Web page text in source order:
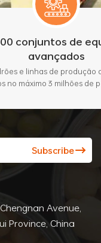
de equipamentos
automáticas,
de peças por mês.
Avenue,
Province, China